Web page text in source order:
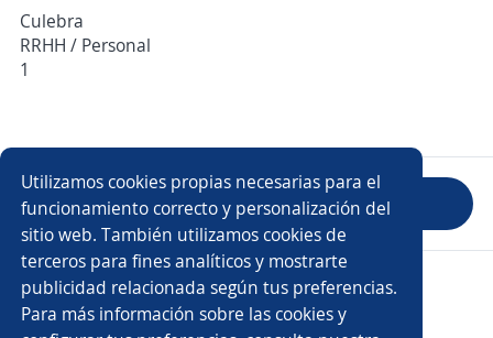
Utilizamos cookies propias necesarias para el
funcionamiento correcto y personalización del
sitio web. También utilizamos cookies de
terceros para fines analíticos y mostrarte
publicidad relacionada según tus preferencias.
Para más información sobre las cookies y
Culebra
RRHH / Personal
1
Evaluar empresa
Copyright 2014 - 2026 DGNET LTD.
Aviso legal
/ Privacidad